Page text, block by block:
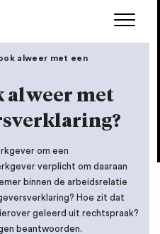
alweer met een
alweer met
om een
verplicht om daaraan
binnen de arbeidsrelatie
Hoe zit dat
geleerd uit rechtspraak?
beantwoorden.